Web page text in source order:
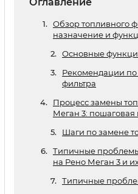
Обзор топливного
назначение и
Основные
Рекомендации по
фильтра
Процесс замены
Меган 3: пошаговая
Шаги по замене
Типичные
на Рено Меган 3 и
Типичные